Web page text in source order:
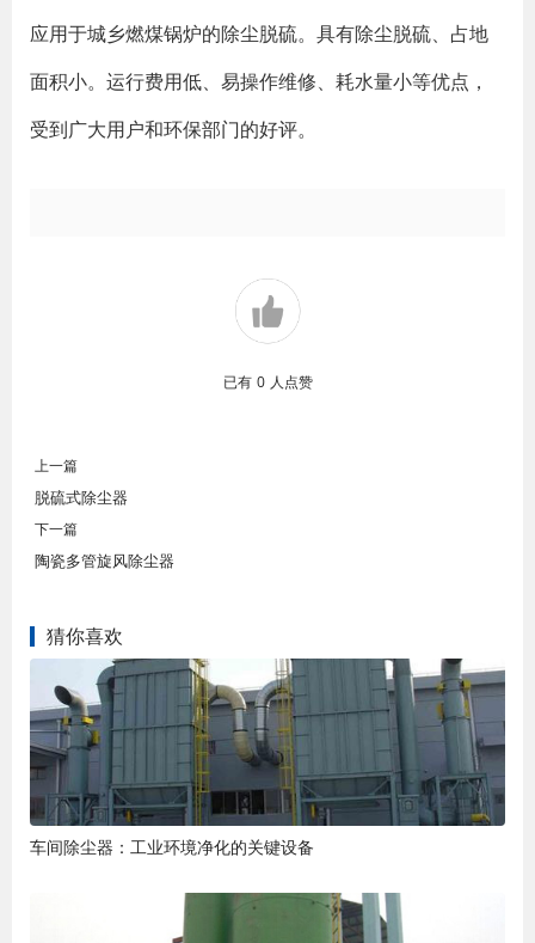
应用于城乡燃煤锅炉的除尘脱硫。具有除尘脱硫、占地
面积小。运行费用低、易操作维修、耗水量小等优点，
受到广大用户和环保部门的好评。
已有 0 人点赞
上一篇
脱硫式除尘器
下一篇
陶瓷多管旋风除尘器
猜你喜欢
车间除尘器：工业环境净化的关键设备